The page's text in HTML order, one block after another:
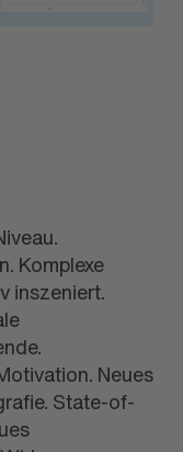
Komplexe
inszeniert.
Neues
State-of-